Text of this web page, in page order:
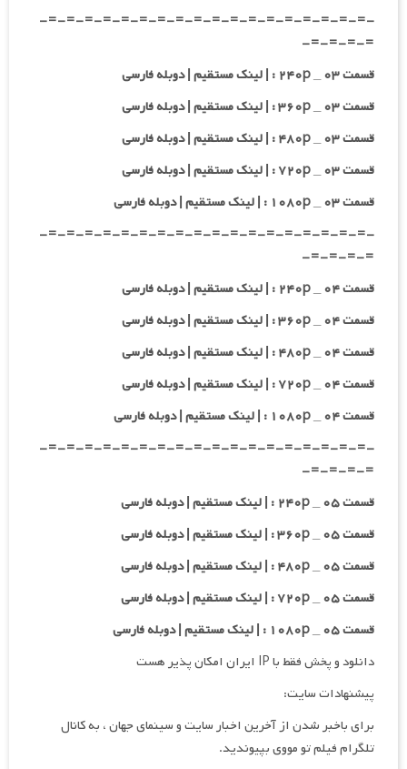
-=-=-=-=-=-=-=-=-=-=-=-=-=-=-=-=-=-=-
=-=-=-=-
قسمت ۰۳ _ ۲۴۰p : | لینک مستقیم | دوبله فارسی
قسمت ۰۳ _ ۳۶۰p : | لینک مستقیم | دوبله فارسی
قسمت ۰۳ _ ۴۸۰p : | لینک مستقیم | دوبله فارسی
قسمت ۰۳ _ ۷۲۰p : | لینک مستقیم | دوبله فارسی
قسمت ۰۳ _ ۱۰۸۰p : | لینک مستقیم | دوبله فارسی
-=-=-=-=-=-=-=-=-=-=-=-=-=-=-=-=-=-=-
=-=-=-=-
قسمت ۰۴ _ ۲۴۰p : | لینک مستقیم | دوبله فارسی
قسمت ۰۴ _ ۳۶۰p : | لینک مستقیم | دوبله فارسی
قسمت ۰۴ _ ۴۸۰p : | لینک مستقیم | دوبله فارسی
قسمت ۰۴ _ ۷۲۰p : | لینک مستقیم | دوبله فارسی
قسمت ۰۴ _ ۱۰۸۰p : | لینک مستقیم | دوبله فارسی
-=-=-=-=-=-=-=-=-=-=-=-=-=-=-=-=-=-=-
=-=-=-=-
قسمت ۰۵ _ ۲۴۰p : | لینک مستقیم | دوبله فارسی
قسمت ۰۵ _ ۳۶۰p : | لینک مستقیم | دوبله فارسی
قسمت ۰۵ _ ۴۸۰p : | لینک مستقیم | دوبله فارسی
قسمت ۰۵ _ ۷۲۰p : | لینک مستقیم | دوبله فارسی
قسمت ۰۵ _ ۱۰۸۰p : | لینک مستقیم | دوبله فارسی
دانلود و پخش فقط با IP ایران امکان پذیر هست
پیشنهادات سایت:
برای باخبر شدن از آخرین اخبار سایت و سینمای جهان ، به کانال
تلگرام فیلم تو مووی بپیوندید.